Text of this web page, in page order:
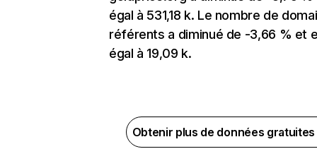
égal à 531,18 k. Le nombre de
référents a diminué de -3,66 % et
égal à 19,09 k.
Obtenir plus de données